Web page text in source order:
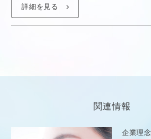
詳細を見る
関連情報
企業理念